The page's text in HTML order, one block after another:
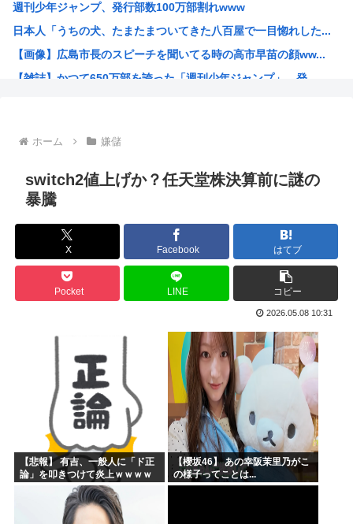
原爆投下81年
「おっちゃん女の子になってスクール水着を着たいねん」60...
警察官が60歳のおじいちゃんを射◯する動画が流出しやりす...
週刊少年ジャンプ、発行部数100万部割れwww
日本人「うちの犬、たまたまついてきた八百屋で一目惚れした...
【画像】広島市長のスピーチを聞いてる時の高市早苗の顔ww...
【雑誌】かつて650万部を誇った「週刊少年ジャンプ」、発...
海外「全部日本の真似だったのか…」 日本の普通のテレビ番...
海外「まるでトランプ」FIFAがW杯開催都市と結んだ約束...
7時間かけて描いたHな糸会がこちら
海外「その通り！」日本人ならどこでも発展させると語る世界...
【1966年】 母の日に9歳の息子が帰らなかった——容疑...
日本人「うちの犬、たまたまついてきた八百屋で一目惚れした...
海外「まるでトランプ」FIFAがW杯開催都市と結んだ約束...
海外「全部日本の真似だったのか…」 日本の普通のテレビ番...
お絵描きリレーってなんぞや
【海外の反応】 なぜイチローはあんなに敬遠四球が多かった...
平野綾とかいう女声優についてお前らが知ってることwww
みいちゃんと山田さんの漫画の作者なんでこんなに嫌われてる...
ホーム 嫌儲
switch2値上げか？任天堂株決算前に謎の
暴騰
X Facebook はてブ
Pocket LINE コピー
2026.05.08 10:31
【悲報】 有吉、一般人に「ド正
論」を叩きつけて炎上ｗｗｗｗ
【櫻坂46】 あの幸阪茉里乃がこ
の様子ってことは...